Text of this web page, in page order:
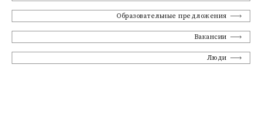
Образовательные предложения
Вакансии
Люди